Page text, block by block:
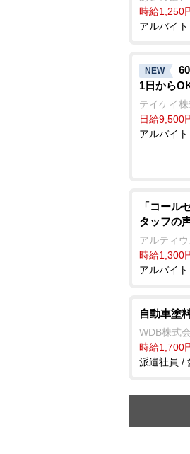
時給1,250
アルバイ
NEW
1日から
テイケイ
日給9,500
アルバイ
「コール
タッフの
アルティ
時給1,300
アルバイ
自動車塗
WDB株式
時給1,700
派遣社員 /